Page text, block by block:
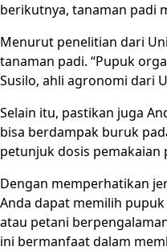
berikutnya, tanaman padi
Menurut penelitian dari
tanaman padi. “Pupuk
Susilo, ahli agronomi dari
Selain itu, pastikan juga
bisa berdampak buruk
petunjuk dosis pemakaian
Dengan memperhatikan
Anda dapat memilih
atau petani
ini bermanfaat dalam